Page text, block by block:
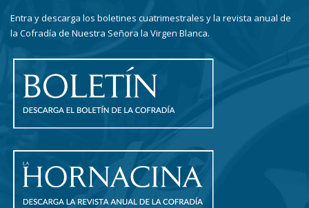
Entra y descarga los boletines cuatrimestrales y la revista anual de
la Cofradía de Nuestra Señora la Virgen Blanca.